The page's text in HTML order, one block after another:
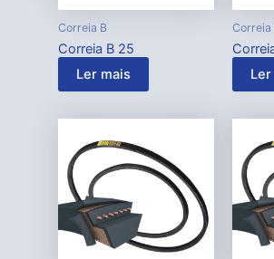
Correia B
Correia B 25
Ler mais
Correia